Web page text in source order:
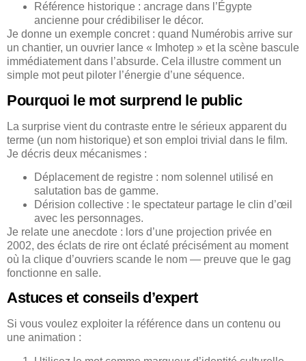
Référence historique : ancrage dans l’Égypte
ancienne pour crédibiliser le décor.
Je donne un exemple concret : quand Numérobis arrive sur
un chantier, un ouvrier lance « Imhotep » et la scène bascule
immédiatement dans l’absurde. Cela illustre comment un
simple mot peut piloter l’énergie d’une séquence.
Pourquoi le mot surprend le public
La surprise vient du contraste entre le sérieux apparent du
terme (un nom historique) et son emploi trivial dans le film.
Je décris deux mécanismes :
Déplacement de registre : nom solennel utilisé en
salutation bas de gamme.
Dérision collective : le spectateur partage le clin d’œil
avec les personnages.
Je relate une anecdote : lors d’une projection privée en
2002, des éclats de rire ont éclaté précisément au moment
où la clique d’ouvriers scande le nom — preuve que le gag
fonctionne en salle.
Astuces et conseils d’expert
Si vous voulez exploiter la référence dans un contenu ou
une animation :